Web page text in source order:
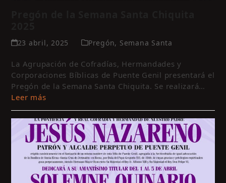
23 abril, 2025 Pregón, Semana Santa
La Agrupación de Cofradías, Hermandades y
Corporaciones Bíblicas de Puente Genil presentará el
Pregón de la Semana Santa Chiquita. Se realizará…
Leer más